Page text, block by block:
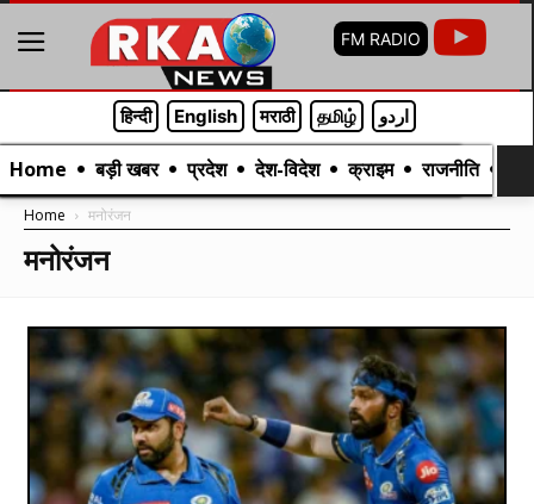
FM RADIO
हिन्दी English मराठी தமிழ் اردو
Home बड़ी खबर प्रदेश देश-विदेश क्राइम राजनीति
Home मनोरंजन
मनोरंजन